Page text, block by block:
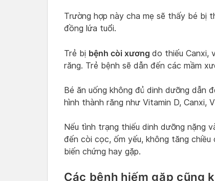
Trường hợp này cha mẹ sẽ thấy bé bị
đồng lứa tuổi.
Trẻ bị bệnh còi xương do thiếu Canxi,
răng. Trẻ bệnh sẽ dẫn đến các mầm
Bé ăn uống không đủ dinh dưỡng dẫn
hình thành răng như Vitamin D, Canxi,
Nếu tình trạng thiếu dinh dưỡng nặng
đến còi cọc, ốm yếu, không tăng
biến chứng hay gặp.
Các bệnh hiếm gặp cũng